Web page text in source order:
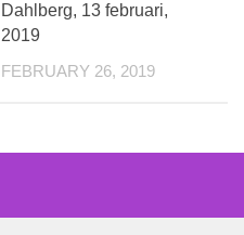
Dahlberg, 13 februari,
2019
FEBRUARY 26, 2019